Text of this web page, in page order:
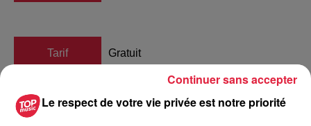
Tarif Gratuit
Les Anodins font les fous au Château !
Le respect de votre vie privée est notre priorité
Continuer sans accepter